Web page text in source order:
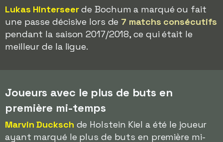
Lukas Hinterseerde Bochum a marqué ou fait
une passe décisive lors de 7 matchs consécutifs
pendant la saison 2017/2018, ce qui était le
meilleur de la ligue.
Joueurs avec le plus de buts en
première mi-temps
Marvin Ducksch de Holstein Kiel a été le joueur
ayant marqué le plus de buts en première mi-